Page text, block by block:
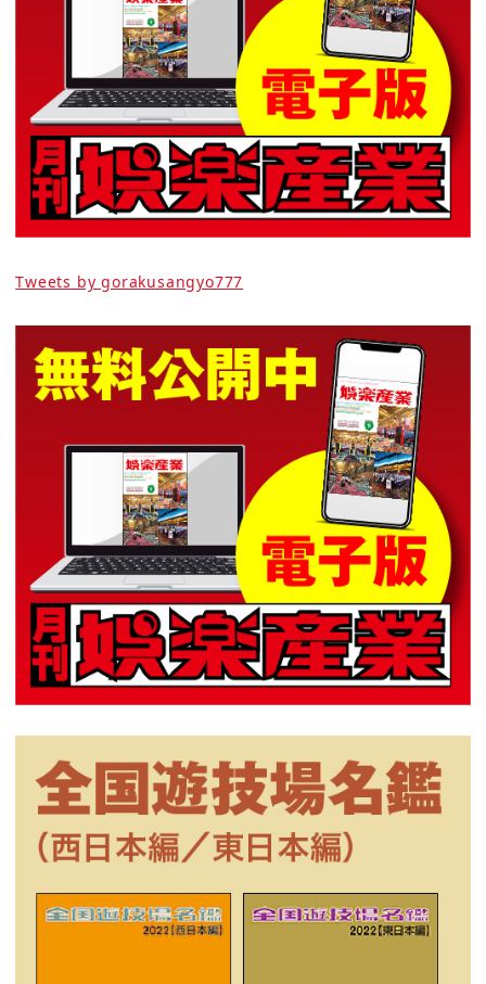
Tweets by gorakusangyo777